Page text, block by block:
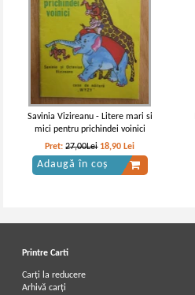
Savinia Vizireanu - Litere mari si
mici pentru prichindei voinici
Pret:27,00Lei 18,90 Lei
Adaugă în coș
Printre Carti
Carți la reducere
Arhivă carți